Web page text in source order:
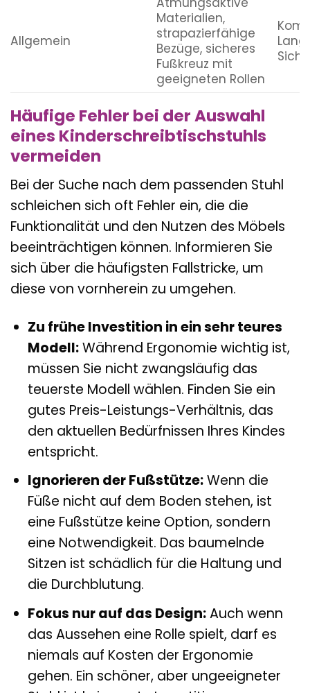
Allgemein
Atmungsaktive
Materialien,
strapazierfähige
Bezüge, sicheres
Fußkreuz mit
geeigneten Rollen
Häufige Fehler bei der Auswahl
eines Kinderschreibtischstuhls
vermeiden
Bei der Suche nach dem passenden Stuhl
schleichen sich oft Fehler ein, die die
Funktionalität und den Nutzen des Möbels
beeinträchtigen können. Informieren Sie
sich über die häufigsten Fallstricke, um
diese von vornherein zu umgehen.
Zu frühe Investition in ein sehr teures
Modell:Während Ergonomie wichtig ist,
müssen Sie nicht zwangsläufig das
teuerste Modell wählen. Finden Sie ein
gutes Preis-Leistungs-Verhältnis, das
den aktuellen Bedürfnissen Ihres Kindes
entspricht.
Ignorieren der Fußstütze:Wenn die
Füße nicht auf dem Boden stehen, ist
eine Fußstütze keine Option, sondern
eine Notwendigkeit. Das baumelnde
Sitzen ist schädlich für die Haltung und
die Durchblutung.
Fokus nur auf das Design:Auch wenn
das Aussehen eine Rolle spielt, darf es
niemals auf Kosten der Ergonomie
gehen. Ein schöner, aber ungeeigneter